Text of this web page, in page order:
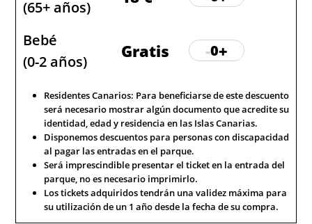
(65+ años)
Bebé
(0-2 años)
Gratis -0+
Residentes Canarios: Para beneficiarse de este descuento
será necesario mostrar algún documento que acredite su
identidad, edad y residencia en las Islas Canarias.
Disponemos descuentos para personas con discapacidad
al pagar las entradas en el parque.
Será imprescindible presentar el ticket en la entrada del
parque, no es necesario imprimirlo.
Los tickets adquiridos tendrán una validez máxima para
su utilización de un 1 año desde la fecha de su compra.